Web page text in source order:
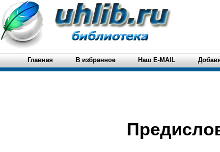
Главная В избранное Наш E-MAIL